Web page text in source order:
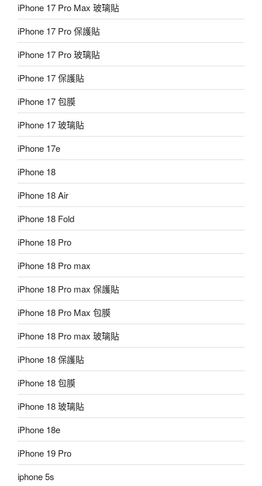
iPhone 17 Pro Max 玻璃貼
iPhone 17 Pro 保護貼
iPhone 17 Pro 玻璃貼
iPhone 17 保護貼
iPhone 17 包膜
iPhone 17 玻璃貼
iPhone 17e
iPhone 18
iPhone 18 Air
iPhone 18 Fold
iPhone 18 Pro
iPhone 18 Pro max
iPhone 18 Pro max 保護貼
iPhone 18 Pro Max 包膜
iPhone 18 Pro max 玻璃貼
iPhone 18 保護貼
iPhone 18 包膜
iPhone 18 玻璃貼
iPhone 18e
iPhone 19 Pro
iphone 5s